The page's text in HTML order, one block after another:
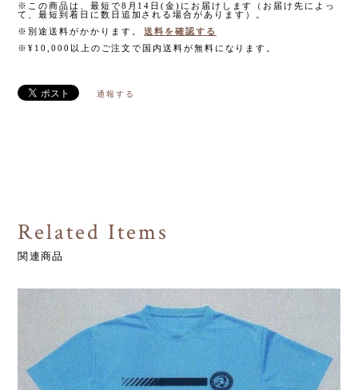
※この商品は、最短で8月14日(金)にお届けします（お届け先によっ
て、最短到着日に数日追加される場合があります）。
※別途送料がかかります。
送料を確認する
※¥10,000以上のご注文で国内送料が無料になります。
通報する
Related Items
関連商品